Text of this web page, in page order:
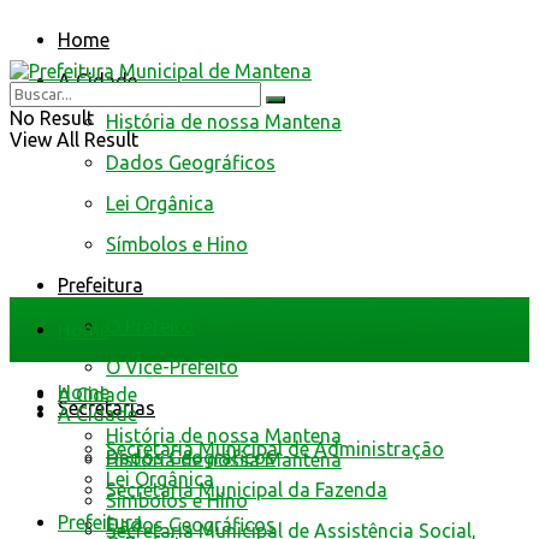
Home
A Cidade
História de nossa Mantena
Dados Geográficos
Lei Orgânica
Símbolos e Hino
Prefeitura
O Vice-Prefeito
Secretarias
Secretaria Municipal de Administração
Secretaria Municipal da Fazenda
Secretaria Municipal de Assistência Social,
No Result
View All Result
Home
A Cidade
História de nossa Mantena
Dados Geográficos
Home
A Cidade
História de nossa Mantena
Dados Geográficos
Lei Orgânica
Símbolos e Hino
Prefeitura